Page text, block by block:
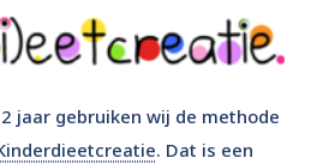
jaar gebruiken wij de methode
. Dat is een